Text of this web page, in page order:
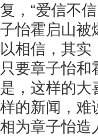
复，“爱信不
子怡霍启山被
以相信，其
只要章子怡
是，这样的大
样的新闻，难
相为章子怡造